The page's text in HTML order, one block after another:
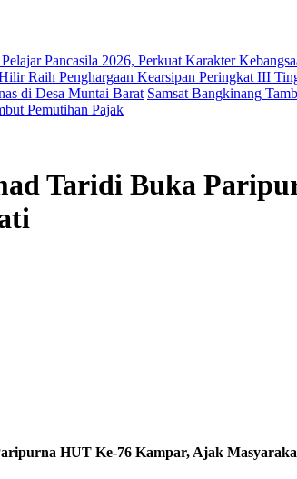
Pancasila 2026, Perkuat Karakter
Raih Penghargaan Kearsipan Peringkat III
di Desa Muntai Barat Samsat Bangkinang
Pemutihan Pajak
Taridi Buka
HUT Ke-76 Kampar, Ajak